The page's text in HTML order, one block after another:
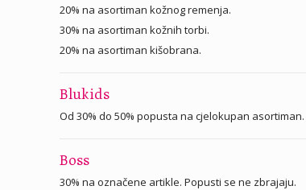
20% na asortiman kožnog remenja.
30% na asortiman kožnih torbi.
20% na asortiman kišobrana.
Blukids
Od 30% do 50% popusta na cjelokupan asortiman.
Boss
30% na označene artikle. Popusti se ne zbrajaju.